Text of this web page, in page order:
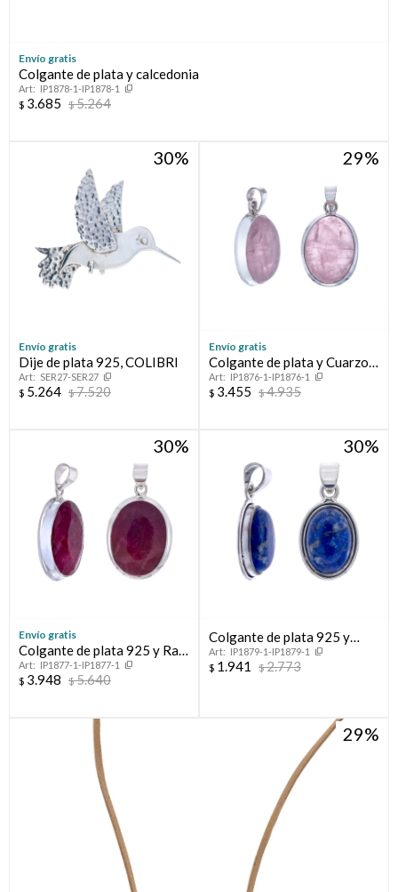
Envío gratis
Colgante de plata y calcedonia
IP1878-1-IP1878-1
$ 3.685 $5.264
30
Envío gratis
Dije de plata 925, COLIBRI
SER27-SER27
$ 5.264 $7.520
29
Envío gratis
Colgante de plata y Cuarzo
RosaIP1876-1-IP1876-1
$ 3.455 $4.935
30
Envío gratis
Colgante de plata 925 y Raíz
de RubíIP1877-1-IP1877-1
$ 3.948 $5.640
30
Colgante de plata 925 y
Lapiz Lazuli
IP1879-1-IP1879-1
$ 1.941 $2.773
29